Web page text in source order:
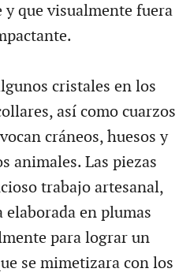
que visualmente fuera
cristales en los
así como cuarzos
cráneos, huesos y
animales. Las piezas
trabajo artesanal,
elaborada en plumas
para lograr un
se mimetizara con los